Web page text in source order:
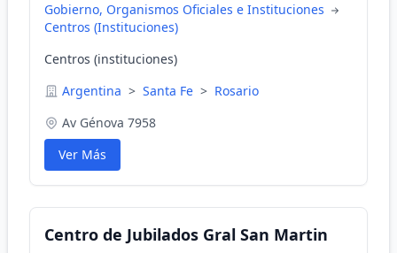
Gobierno, Organismos Oficiales e Instituciones
Centros (Instituciones)
Centros (instituciones)
Argentina > Santa Fe > Rosario
Av Génova 7958
Ver Más
Centro de Jubilados Gral San Martin